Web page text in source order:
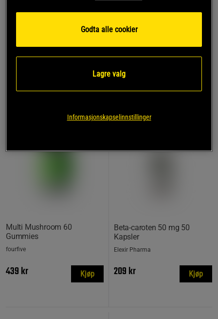
Multi Mushroom 60
Gummies
fourfive
439 kr Kjøp
Beta-caroten 50 mg 50
Kapsler
Elexir Pharma
209 kr Kjøp
Godta alle cookier
Lagre valg
Informasjonskapselinnstillinger